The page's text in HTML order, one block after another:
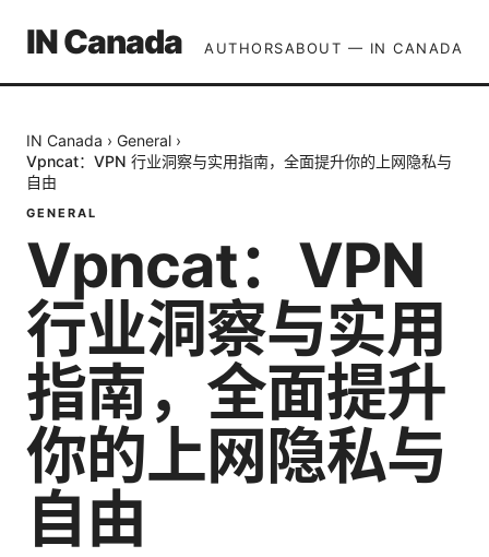
IN Canada AUTHORSABOUT — IN CANADA
IN Canada › General ›
Vpncat：VPN 行业洞察与实用指南，全面提升你的上网隐私与
自由
GENERAL
Vpncat：VPN
行业洞察与实用
指南，全面提升
你的上网隐私与
自由